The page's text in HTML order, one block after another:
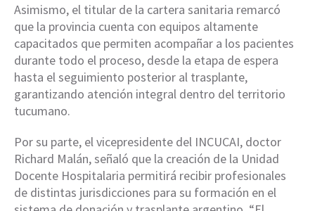
Asimismo, el titular de la cartera sanitaria remarcó
que la provincia cuenta con equipos altamente
capacitados que permiten acompañar a los pacientes
durante todo el proceso, desde la etapa de espera
hasta el seguimiento posterior al trasplante,
garantizando atención integral dentro del territorio
tucumano.
Por su parte, el vicepresidente del INCUCAI, doctor
Richard Malán, señaló que la creación de la Unidad
Docente Hospitalaria permitirá recibir profesionales
de distintas jurisdicciones para su formación en el